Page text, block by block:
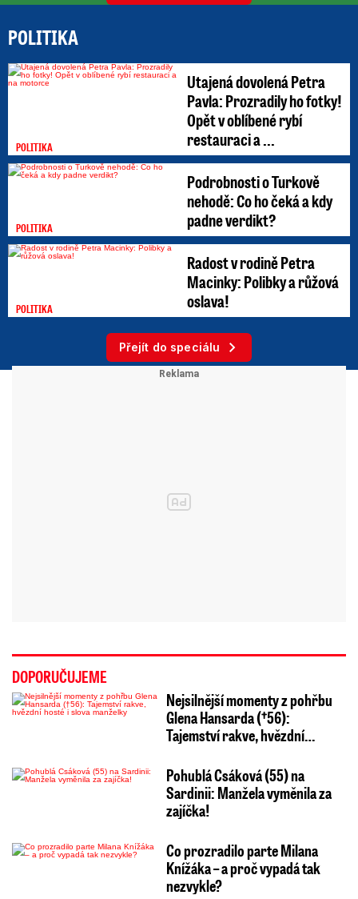
POLITIKA
POLITIKA
Utajená dovolená Petra
Pavla: Prozradily ho fotky!
Opět v oblíbené rybí
restauraci a ...
POLITIKA
Podrobnosti o Turkově
nehodě: Co ho čeká a kdy
padne verdikt?
POLITIKA
Radost v rodině Petra
Macinky: Polibky a růžová
oslava!
Přejít do speciálu
DOPORUČUJEME
Nejsilnější momenty z pohřbu
Glena Hansarda (†56):
Tajemství rakve, hvězdní…
Pohublá Csáková (55) na
Sardinii: Manžela vyměnila za
zajíčka!
Co prozradilo parte Milana
Knížáka – a proč vypadá tak
nezvykle?